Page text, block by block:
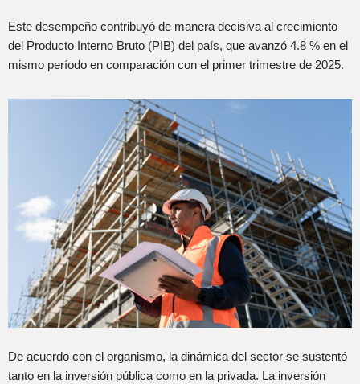
Este desempeño contribuyó de manera decisiva al crecimiento
del Producto Interno Bruto (PIB) del país, que avanzó 4.8 % en el
mismo período en comparación con el primer trimestre de 2025.
De acuerdo con el organismo, la dinámica del sector se sustentó
tanto en la inversión pública como en la privada. La inversión